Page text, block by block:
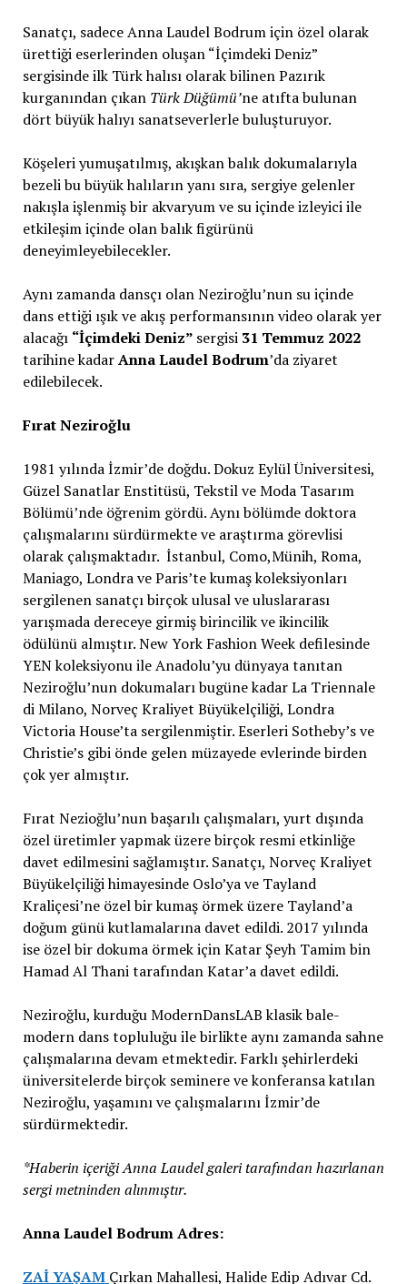
Sanatçı, sadece Anna Laudel Bodrum için özel olarak
ürettiği eserlerinden oluşan “İçimdeki Deniz”
sergisinde ilk Türk halısı olarak bilinen Pazırık
kurganından çıkan Türk Düğümü’ne atıfta bulunan
dört büyük halıyı sanatseverlerle buluşturuyor.
Köşeleri yumuşatılmış, akışkan balık dokumalarıyla
bezeli bu büyük halıların yanı sıra, sergiye gelenler
nakışla işlenmiş bir akvaryum ve su içinde izleyici ile
etkileşim içinde olan balık figürünü
deneyimleyebilecekler.
Aynı zamanda dansçı olan Neziroğlu’nun su içinde
dans ettiği ışık ve akış performansının video olarak yer
alacağı “İçimdeki Deniz” sergisi 31 Temmuz 2022
tarihine kadarAnna Laudel Bodrum’da ziyaret
edilebilecek.
Fırat Neziroğlu
1981 yılında İzmir’de doğdu. Dokuz Eylül Üniversitesi,
Güzel Sanatlar Enstitüsü, Tekstil ve Moda Tasarım
Bölümü’nde öğrenim gördü. Aynı bölümde doktora
çalışmalarını sürdürmekte ve araştırma görevlisi
olarak çalışmaktadır. İstanbul, Como,Münih, Roma,
Maniago, Londra ve Paris’te kumaş koleksiyonları
sergilenen sanatçı birçok ulusal ve uluslararası
yarışmada dereceye girmiş birincilik ve ikincilik
ödülünü almıştır. New York Fashion Week defilesinde
YEN koleksiyonu ile Anadolu’yu dünyaya tanıtan
Neziroğlu’nun dokumaları bugüne kadar La Triennale
di Milano, Norveç Kraliyet Büyükelçiliği, Londra
Victoria House’ta sergilenmiştir. Eserleri Sotheby’s ve
Christie’s gibi önde gelen müzayede evlerinde birden
çok yer almıştır.
Fırat Nezioğlu’nun başarılı çalışmaları, yurt dışında
özel üretimler yapmak üzere birçok resmi etkinliğe
davet edilmesini sağlamıştır. Sanatçı, Norveç Kraliyet
Büyükelçiliği himayesinde Oslo’ya ve Tayland
Kraliçesi’ne özel bir kumaş örmek üzere Tayland’a
doğum günü kutlamalarına davet edildi. 2017 yılında
ise özel bir dokuma örmek için Katar Şeyh Tamim bin
Hamad Al Thani tarafından Katar’a davet edildi.
Neziroğlu, kurduğu ModernDansLAB klasik bale-
modern dans topluluğu ile birlikte aynı zamanda sahne
çalışmalarına devam etmektedir. Farklı şehirlerdeki
üniversitelerde birçok seminere ve konferansa katılan
Neziroğlu, yaşamını ve çalışmalarını İzmir’de
sürdürmektedir.
*Haberin içeriği Anna Laudel galeri tarafından hazırlanan
sergi metninden alınmıştır.
Anna Laudel Bodrum Adres:
ZAİ YAŞAM Çırkan Mahallesi, Halide Edip Adıvar Cd.